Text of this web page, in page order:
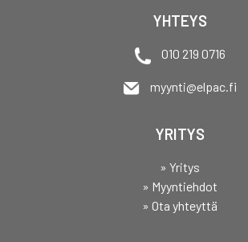
YHTEYS
010 219 0716
myynti@elpac.fi
YRITYS
» Yritys
» Myyntiehdot
» Ota yhteyttä